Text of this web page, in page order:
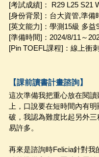
[考試成績]： R29 L25 S21
[身份背景]：台大資管,準備
[英文能力]：學測15級 多益
[準備時間]：2024/8/11～
[Pin TOEFL課程]：線上衝
【課前讀書計畫諮詢】
這次準備我把重心放在閱
上，口說要在短時間內有
破，我認為難度比起另外三
易許多。
再來是諮詢時Felicia針對我